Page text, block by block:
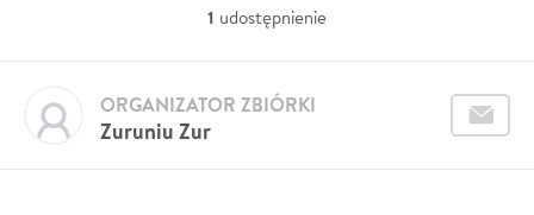
1 udostępnienie
Zuruniu Zur
ORGANIZATOR ZBIÓRKI